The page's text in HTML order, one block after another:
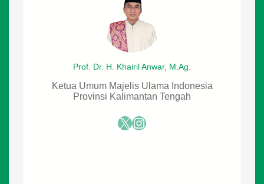
Prof. Dr. H. Khairil Anwar, M.Ag.
Ketua Umum Majelis Ulama Indonesia
Provinsi Kalimantan Tengah
X Instagram